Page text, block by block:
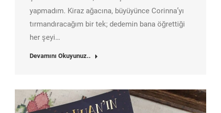
yapmadım. Kiraz ağacına, büyüyünce Corinna’yı
tırmandıracağım bir tek; dedemin bana öğrettiği
her şeyi…
Devamını Okuyunuz..